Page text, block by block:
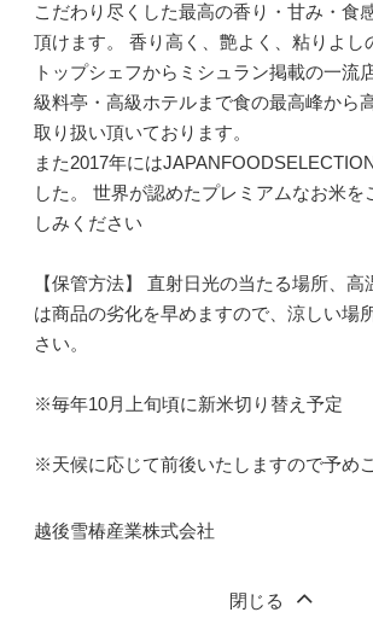
こだわり尽くした最高の香り・甘み・食
頂けます。 香り高く、艶よく、粘りよし
トップシェフからミシュラン掲載の一流
級料亭・高級ホテルまで食の最高峰から
取り扱い頂いております。
また2017年には
した。 世界が認めたプレミアムなお米を
しみください
【保管方法】 直射日光の当たる場所、高
は商品の劣化を早めますので、涼しい場
さい。
※毎年10月上旬頃に新米切り替え予定
※天候に応じて前後いたしますので予め
越後雪椿産業株式会社
閉じる